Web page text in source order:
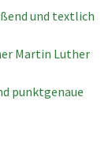
und textlich
Martin Luther
punktgenaue